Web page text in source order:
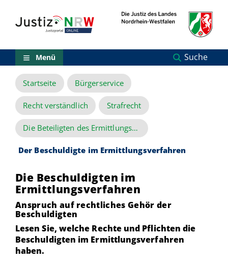
Inhalt
(Sprungmarken)
Menü
Zur
Suche
Zur
NRW-
Entscheidungssuche
Zur
Hauptnavigation
Zum
aktuellen
Inhalt
ausgewählten
Links
zu
einzelnen
Seiten
Menü Suche
Startseite Bürgerservice
Recht verständlich Strafrecht
Die Beteiligten des Ermittlungsverfahrens
Der Beschuldigte im Ermittlungsverfahren
Die Beschuldigten im
Ermittlungsverfahren
Anspruch auf rechtliches Gehör der
Beschuldigten
Lesen Sie, welche Rechte und Pflichten die
Beschuldigten im Ermittlungsverfahren
haben.